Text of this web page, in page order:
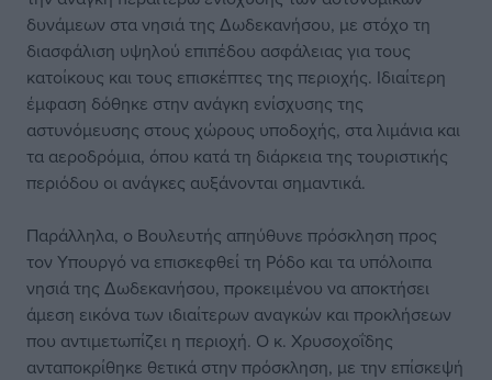
δυνάμεων στα νησιά της Δωδεκανήσου, με στόχο τη
διασφάλιση υψηλού επιπέδου ασφάλειας για τους
κατοίκους και τους επισκέπτες της περιοχής. Ιδιαίτερη
έμφαση δόθηκε στην ανάγκη ενίσχυσης της
αστυνόμευσης στους χώρους υποδοχής, στα λιμάνια και
τα αεροδρόμια, όπου κατά τη διάρκεια της τουριστικής
περιόδου οι ανάγκες αυξάνονται σημαντικά.
Παράλληλα, ο Βουλευτής απηύθυνε πρόσκληση προς
τον Υπουργό να επισκεφθεί τη Ρόδο και τα υπόλοιπα
νησιά της Δωδεκανήσου, προκειμένου να αποκτήσει
άμεση εικόνα των ιδιαίτερων αναγκών και προκλήσεων
που αντιμετωπίζει η περιοχή. Ο κ. Χρυσοχοΐδης
ανταποκρίθηκε θετικά στην πρόσκληση, με την επίσκεψή